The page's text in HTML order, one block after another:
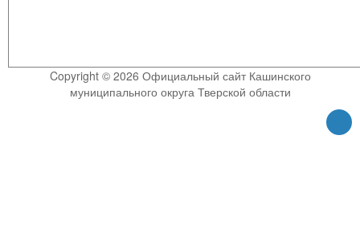
Copyright © 2026 Официальный сайт Кашинского
муниципального округа Тверской области